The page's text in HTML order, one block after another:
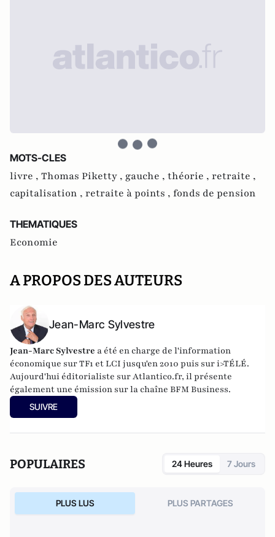
MOTS-CLES
livre , Thomas Piketty , gauche , théorie , retraite ,
capitalisation , retraite à points , fonds de pension
THEMATIQUES
Economie
A PROPOS DES AUTEURS
Jean-Marc Sylvestre
Jean-Marc Sylvestre a été en charge de l'information
économique sur TF1 et LCI jusqu'en 2010 puis sur i>TÉLÉ.
Aujourd'hui éditorialiste sur Atlantico.fr, il présente
également une émission sur la chaîne BFM Business.
SUIVRE
POPULAIRES 24 Heures 7 Jours
PLUS LUS PLUS PARTAGES